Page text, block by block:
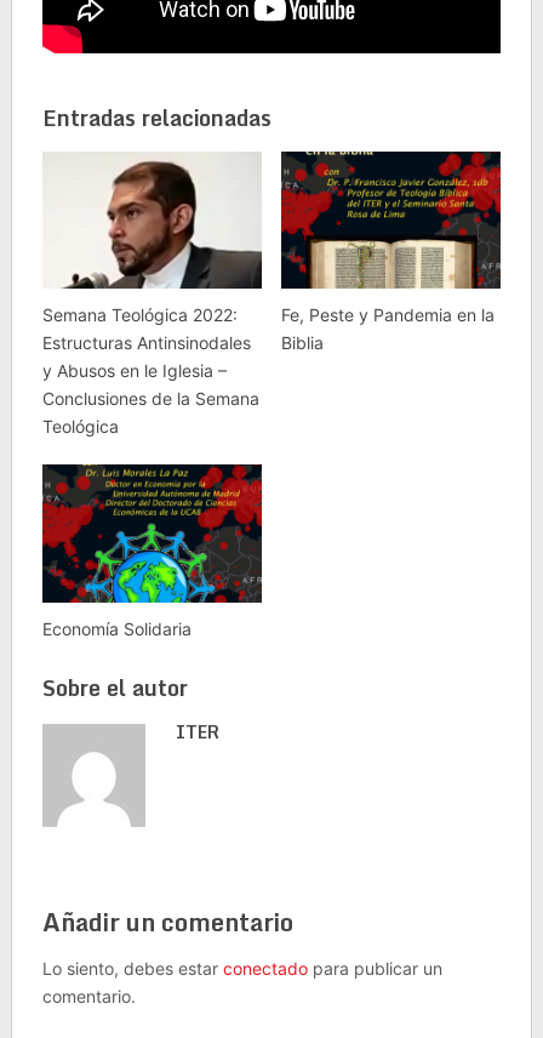
Entradas relacionadas
Semana Teológica 2022:
Estructuras Antinsinodales
y Abusos en le Iglesia –
Conclusiones de la Semana
Teológica
Fe, Peste y Pandemia en la
Biblia
Economía Solidaria
Sobre el autor
ITER
Añadir un comentario
Lo siento, debes estar conectadopara publicar un
comentario.